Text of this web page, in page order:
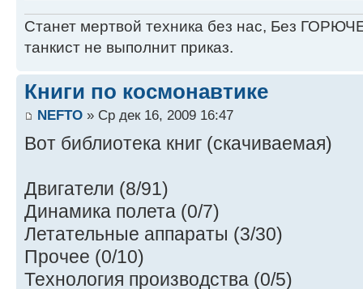
Станет мертвой техника без нас, Без
танкист не выполнит приказ.
Книги по космонавтике
NEFTO » Ср дек 16, 2009 16:47
Вот библиотека книг (скачиваемая)
Двигатели (8/91)
Динамика полета (0/7)
Летательные аппараты (3/30)
Прочее (0/10)
Технология производства (0/5)